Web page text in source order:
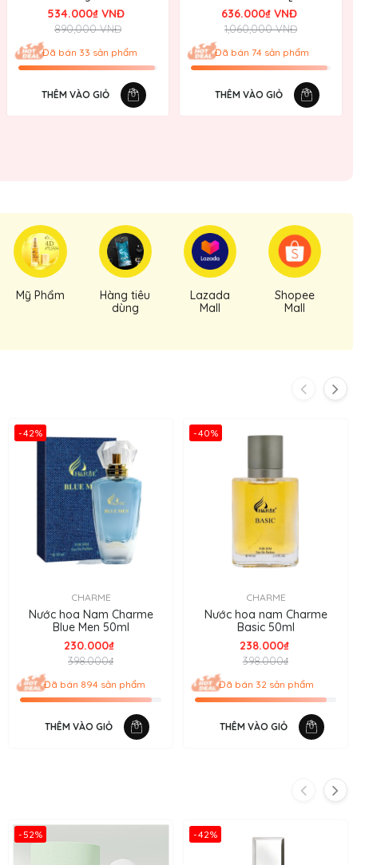
534.000₫ VNĐ
890,000 VNĐ
Đã bán 33 sản phẩm
THÊM VÀO GIỎ
bản 2024]
636.000₫ VNĐ
1,060,000 VNĐ
Đã bán 74 sản phẩm
THÊM VÀO GIỎ
Mỹ Phẩm
Hàng tiêu
dùng
Lazada
Mall
Shopee
Mall
-42%
CHARME
Nước hoa Nam Charme
Blue Men 50ml
230.000₫
398.000₫
Đã bán 894 sản phẩm
THÊM VÀO GIỎ
-40%
CHARME
Nước hoa nam Charme
Basic 50ml
238.000₫
398.000₫
Đã bán 32 sản phẩm
THÊM VÀO GIỎ
-52% -42%